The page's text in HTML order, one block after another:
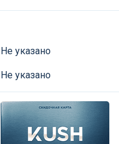
Не указано
Не указано